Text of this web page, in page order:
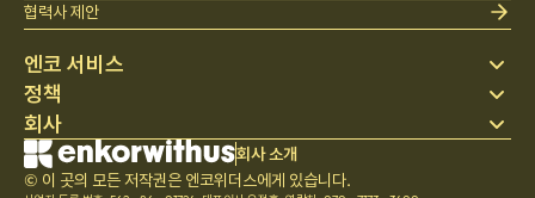
엔코 서비스
베딩
블로그
헬프 센터
개인정보 처리방침
이용약관
취소 및 환불정책
회사
회사 소개
채용
팀문화
© 이 곳의 모든 저작권은 엔코위더스에게 있습니다.
사업자 등록 번호: 562 - 86 - 01724·대표이사 오정훈·연락처: 070 - 7173 - 3400
통신판매업 신고번호: 2023 - 서울 종로 - 1113
서울특별시 마포구 백범로31길 21, 서울창업허브 공덕
601호